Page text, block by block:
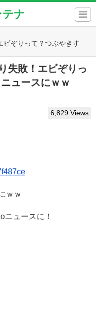
ナ
ビぞりって？つぶやきす
失敗！エビぞりっ
ュースにｗｗ
6,829 Views
ｗｗ
ニュースに！